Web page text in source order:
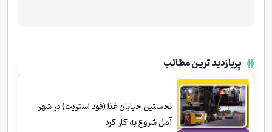
پربازدید ترین مطالب
نخستین خیابان غذا (فود استریت) در شهر
آمل شروع به کار کرد